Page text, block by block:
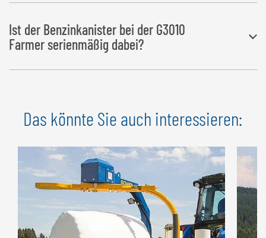
Arbeitsscheinwerfer)
Ölbedarf: Eigenölversorgung
Der Ballendurchmesser liegt bei 0,90 – 1,60 m.
Ist der Benzinkanister bei der G3010
Farmer serienmäßig dabei?
Das könnte Sie auch interessieren: